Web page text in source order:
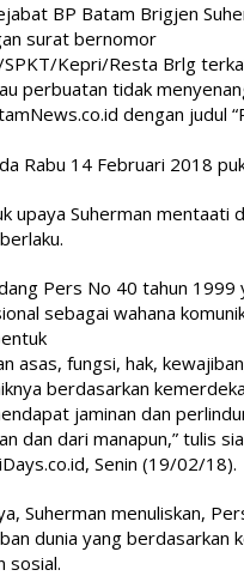
BP Batam Brigjen
surat bernomor
Kepri/Resta Brlg
perbuatan tidak
dengan judul
Rabu 14 Februari 2018
upaya Suherman mentaati
Pers No 40 tahun 1999
sebagai wahana
asas, fungsi, hak,
berdasarkan
jaminan dan
dan dari manapun,” tulis
Senin (19/02/18).
Suherman menuliskan,
dunia yang berdasarkan
sosial.